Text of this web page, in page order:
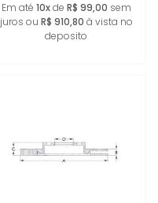
Em até 10xde R$ 99,00 sem
juros ou R$ 910,80 à vista no
deposito